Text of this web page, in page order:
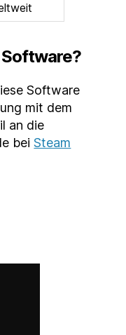
Software
mit dem
an die
beiSteam